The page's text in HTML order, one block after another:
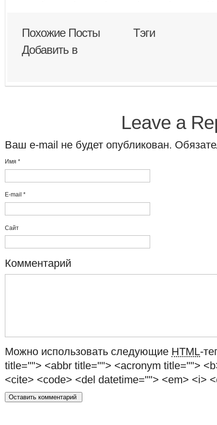
Похожие Посты
Тэги
Добавить в
Leave a
Ваш e-mail не будет опубликован.
Имя *
E-mail *
Сайт
Комментарий
Можно использовать следующие HTML-
title=""> <abbr title=""> <acronym title="">
<cite> <code> <del datetime=""> <em> <i>